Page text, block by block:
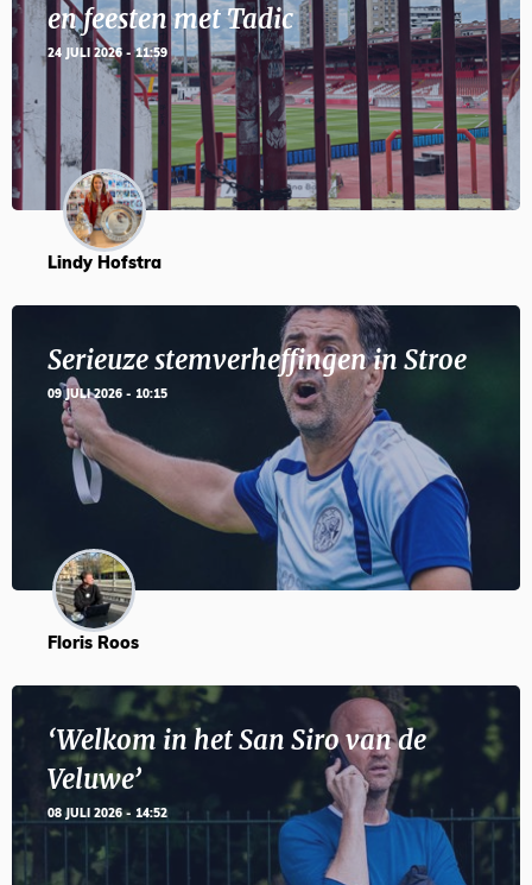
en feesten met Tadic
24 JULI 2026 - 11:59
Lindy Hofstra
Serieuze stemverheffingen in Stroe
09 JULI 2026 - 10:15
Floris Roos
‘Welkom in het San Siro van de
Veluwe’
08 JULI 2026 - 14:52